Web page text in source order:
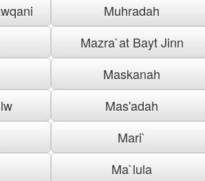
Muhradah
Mazra`at Bayt Jinn
Maskanah
Mas'adah
Mari`
Ma`lula